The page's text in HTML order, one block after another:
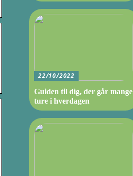
22/10/2022
Guiden til dig, der går mange
ture i hverdagen